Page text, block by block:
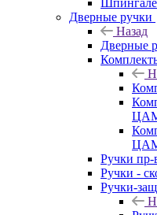
Дверные ручки
Назад
Дверные
Ручки пр-
Ручки -
Ручки-